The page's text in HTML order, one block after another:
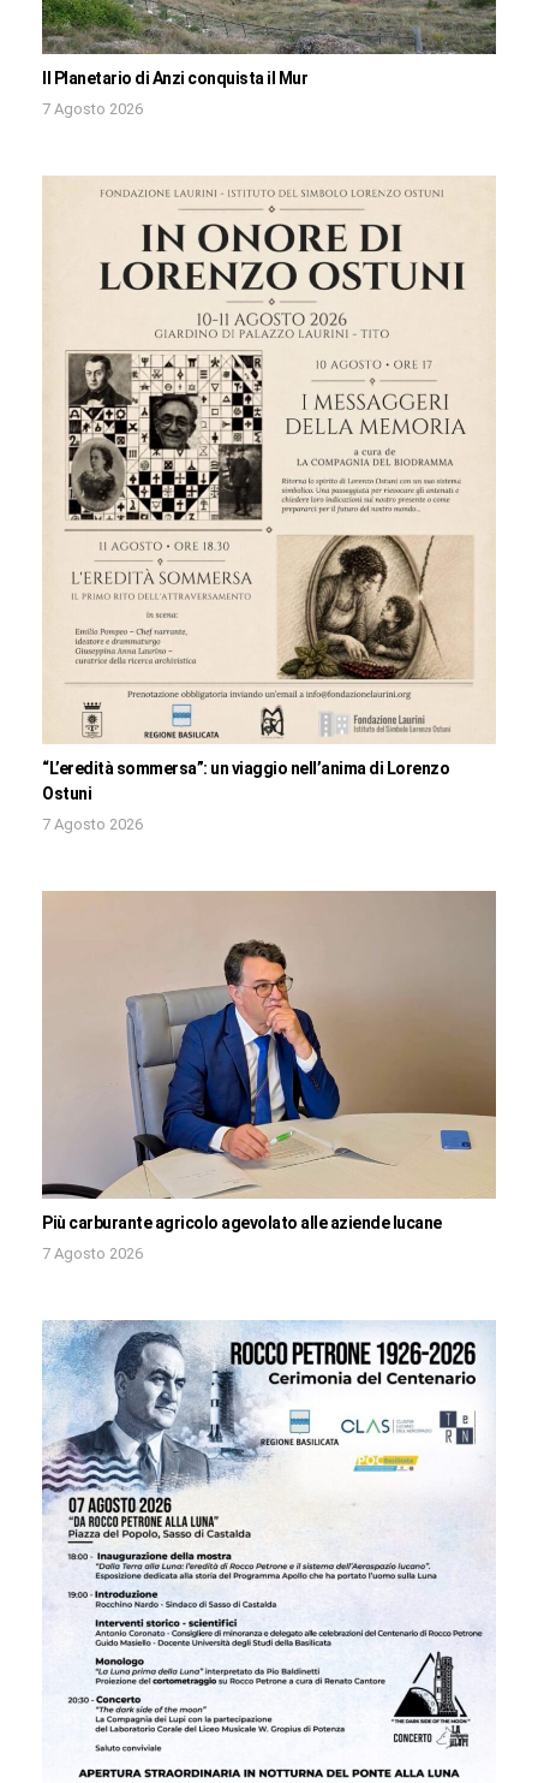
Il Planetario di Anzi conquista il Mur
7 Agosto 2026
“L’eredità sommersa”: un viaggio nell’anima di Lorenzo
Ostuni
7 Agosto 2026
Più carburante agricolo agevolato alle aziende lucane
7 Agosto 2026